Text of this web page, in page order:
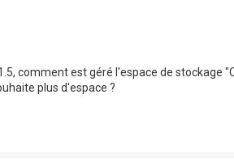
comment est géré l'espace de stockage
plus d'espace ?